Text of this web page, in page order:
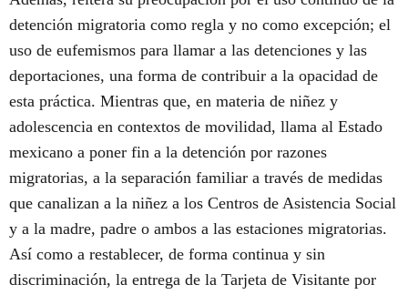
detención migratoria como regla y no como excepción; el
uso de eufemismos para llamar a las detenciones y las
deportaciones, una forma de contribuir a la opacidad de
esta práctica. Mientras que, en materia de niñez y
adolescencia en contextos de movilidad, llama al Estado
mexicano a poner fin a la detención por razones
migratorias, a la separación familiar a través de medidas
que canalizan a la niñez a los Centros de Asistencia Social
y a la madre, padre o ambos a las estaciones migratorias.
Así como a restablecer, de forma continua y sin
discriminación, la entrega de la Tarjeta de Visitante por